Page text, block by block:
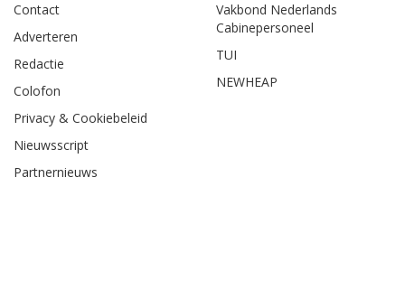
Contact
Adverteren
Redactie
Colofon
Privacy & Cookiebeleid
Nieuwsscript
Partnernieuws
Vakbond Nederlands
Cabinepersoneel
TUI
NEWHEAP